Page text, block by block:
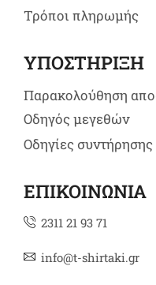
Τρόποι πληρωμής
ΥΠΟΣΤΗΡΙΞΗ
Παρακολούθηση
Οδηγός μεγεθών
Οδηγίες συντήρησης
ΕΠΙΚΟΙΝΩΝΙΑ
2311 21 93 71
info@t-shirtaki.gr